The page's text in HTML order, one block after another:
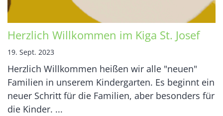
Herzlich Willkommen im Kiga St. Josef
19. Sept. 2023
Herzlich Willkommen heißen wir alle "neuen"
Familien in unserem Kindergarten. Es beginnt ein
neuer Schritt für die Familien, aber besonders für
die Kinder. ...